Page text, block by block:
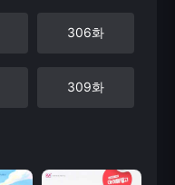
306화
309화